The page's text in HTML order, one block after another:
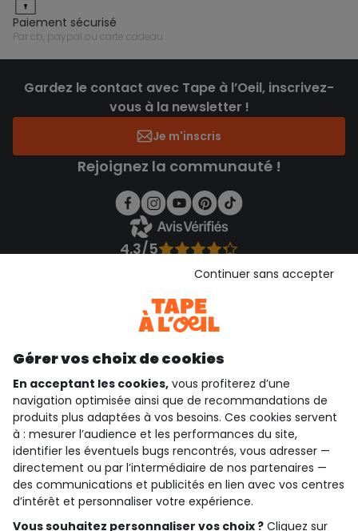
paiement sécurisé
par cb, paypal ou carte cadeau
Gardez le contact avec Tape à l’Oeil, inscrivez-
vous à la newsletter !
Je m'inscris
Rejoignez la communauté !
4.3/5
Voir l’attestation de confiance
Téléchargez notre application
Découvrir notre application
qui sommes-nous ?
besoin d'aide ?
le club fidélité
notre catalogue
Gérer vos choix de cookies
En acceptant les cookies, vous profiterez d’une
navigation optimisée ainsi que de recommandations de
produits plus adaptées à vos besoins. Ces cookies servent
à : mesurer l’audience et les performances du site,
identifier les éventuels bugs rencontrés, vous adresser —
directement ou par l’intermédiaire de nos partenaires —
des communications et publicités en lien avec vos centres
d’intérêt et personnaliser votre expérience.
Vous souhaitez personnaliser vos choix ? Cliquez sur
Continuer sans accepter